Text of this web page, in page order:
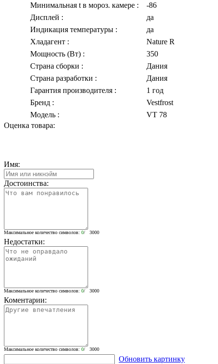
Минимальная t в мороз. камере:
-86
Дисплей :
да
Индикация температуры:
да
Хладагент:
Nature R
Мощность (Вт):
350
Страна сборки :
Дания
Страна разработки :
Дания
Гарантия производителя:
1 год
Бренд:
Vestfrost
Модель:
VT 78
Оценка товара:
Имя:
Достоинства:
Максимальное количество символов: 0/ 3000
Недостатки:
Максимальное количество символов: 0/ 3000
Коментарии:
Максимальное количество символов: 0/ 3000
Обновить картинку